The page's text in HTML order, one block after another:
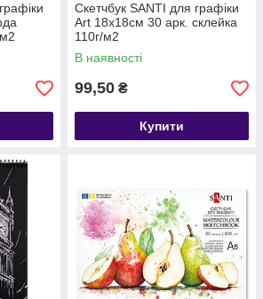
Скетчбук SANTI для графіки
Art 18х18см 30 арк. склейка
110г/м2
В наявності
99,50 ₴
Купити